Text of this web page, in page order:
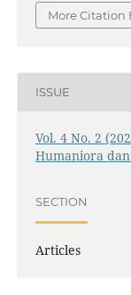
More Citation
ISSUE
Vol. 4 No. 2
Humaniora
SECTION
Articles